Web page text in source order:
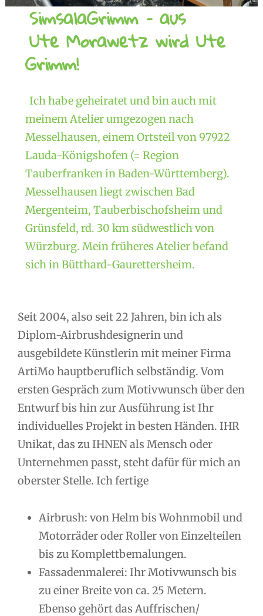
SimsalaGrimm – aus
Ute Morawetz wird Ute
Grimm!
Ich habe geheiratet und bin auch mit
meinem Atelier umgezogen nach
Messelhausen, einem Ortsteil von 97922
Lauda-Königshofen (= Region
Tauberfranken in Baden-Württemberg).
Messelhausen liegt zwischen Bad
Mergenteim, Tauberbischofsheim und
Grünsfeld, rd. 30 km südwestlich von
Würzburg. Mein früheres Atelier befand
sich in Bütthard-Gaurettersheim.
Seit 2004, also seit 22 Jahren, bin ich als
Diplom-Airbrushdesignerin und
ausgebildete Künstlerin mit meiner Firma
ArtiMo hauptberuflich selbständig. Vom
ersten Gespräch zum Motivwunsch über den
Entwurf bis hin zur Ausführung ist Ihr
individuelles Projekt in besten Händen. IHR
Unikat, das zu IHNEN als Mensch oder
Unternehmen passt, steht dafür für mich an
oberster Stelle. Ich fertige
Airbrush: von Helm bis Wohnmobil und
Motorräder oder Roller von Einzelteilen
bis zu Komplettbemalungen.
Fassadenmalerei: Ihr Motivwunsch bis
zu einer Breite von ca. 25 Metern.
Ebenso gehört das Auffrischen/